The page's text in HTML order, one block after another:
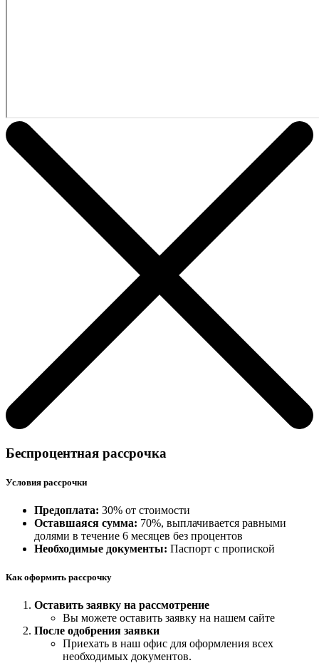
Беспроцентная рассрочка
Условия рассрочки
Предоплата: 30% от стоимости
Оставшаяся сумма: 70%, выплачивается равными
долями в течение 6 месяцев без процентов
Необходимые документы: Паспорт с пропиской
Как оформить рассрочку
Оставить заявку на рассмотрение
Вы можете оставить заявку на нашем сайте
После одобрения заявки
Приехать в наш офис для оформления всех
необходимых документов.